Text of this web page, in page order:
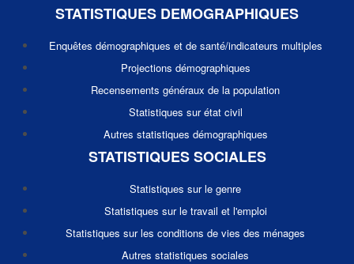
STATISTIQUES DEMOGRAPHIQUES
Enquêtes démographiques et de santé/indicateurs multiples
Projections démographiques
Recensements généraux de la population
Statistiques sur état civil
Autres statistiques démographiques
STATISTIQUES SOCIALES
Statistiques sur le genre
Statistiques sur le travail et l'emploi
Statistiques sur les conditions de vies des ménages
Autres statistiques sociales